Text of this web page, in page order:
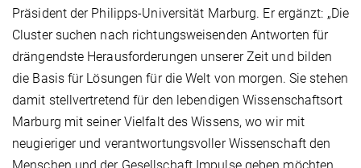
Präsident der Philipps-Universität Marburg. Er ergänzt: „Die
Cluster suchen nach richtungsweisenden Antworten für
drängendste Herausforderungen unserer Zeit und bilden
die Basis für Lösungen für die Welt von morgen. Sie stehen
damit stellvertretend für den lebendigen Wissenschaftsort
Marburg mit seiner Vielfalt des Wissens, wo wir mit
neugieriger und verantwortungsvoller Wissenschaft den